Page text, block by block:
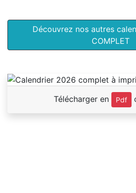
Découvrez nos autres
COMPLET
Télécharger en Pdf